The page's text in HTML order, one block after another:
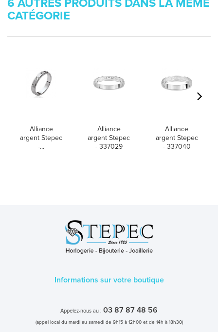
6 AUTRES PRODUITS DANS LA MÊME
CATÉGORIE
Alliance
argent Stepec
-...
Alliance
argent Stepec
- 337029
Alliance
argent Stepec
- 337040
Informations sur votre boutique
Appelez-nous au : 03 87 87 48 56
(appel local du mardi au samedi de 9h15 à 12h00 et de 14h à 18h30)